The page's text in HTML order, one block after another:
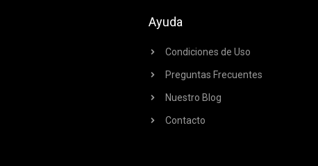
Ayuda
Condiciones de Uso
Preguntas Frecuentes
Nuestro Blog
Contacto